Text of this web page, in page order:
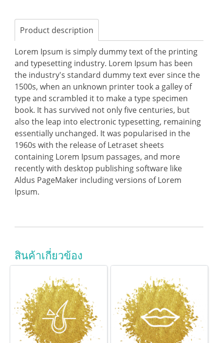
Product description
Lorem Ipsum is simply dummy text of the printing
and typesetting industry. Lorem Ipsum has been
the industry's standard dummy text ever since the
1500s, when an unknown printer took a galley of
type and scrambled it to make a type specimen
book. It has survived not only five centuries, but
also the leap into electronic typesetting, remaining
essentially unchanged. It was popularised in the
1960s with the release of Letraset sheets
containing Lorem Ipsum passages, and more
recently with desktop publishing software like
Aldus PageMaker including versions of Lorem
Ipsum.
สินค้าเกี่ยวข้อง